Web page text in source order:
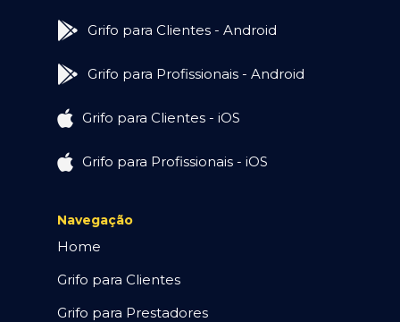
Grifo para Clientes - Android
Grifo para Profissionais - Android
Grifo para Clientes - iOS
Grifo para Profissionais - iOS
Navegação
Home
Grifo para Clientes
Grifo para Prestadores